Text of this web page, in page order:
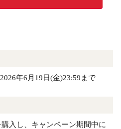
年6月19日(金)23:59まで
入し、キャンペーン期間中に